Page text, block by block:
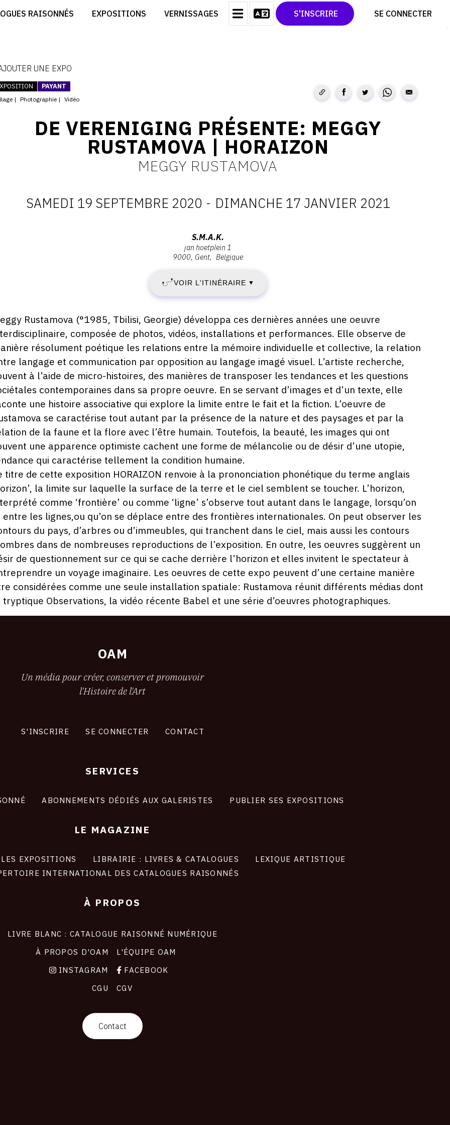
RAISONNÉS EXPOSITIONS VERNISSAGES S'INSCRIRE SE CONNECTER
CRÉER SON CATALOGUE D'EXPO
CONTACT
CGU
TWITTER
PINTEREST
UNE EXPO
PAYANT
Photographie Vidéo
DE VERENIGING PRÉSENTE: MEGGY
RUSTAMOVA | HORAIZON
MEGGY RUSTAMOVA
:
SAMEDI
19
SEPTEMBRE
2020
-
DIMANCHE
17
JANVIER
2021
SAMEDI 19 SEPTEMBRE 2020 - DIMANCHE 17 JANVIER 2021
9000
Gent
S.M.A.K.
jan hoetplein 1
9000 Gent Belgique
VOIR L'ITINÉRAIRE ▼
Rustamova (°1985, Tbilisi, Georgie) développa ces dernières années une oeuvre
composée de photos, vidéos, installations et performances. Elle observe de
résolument poétique les relations entre la mémoire individuelle et collective, la relation
langage et communication par opposition au langage imagé visuel. L’artiste recherche,
à l’aide de micro-histoires, des manières de transposer les tendances et les questions
contemporaines dans sa propre oeuvre. En se servant d’images et d’un texte, elle
une histoire associative qui explore la limite entre le fait et la fiction. L’oeuvre de
se caractérise tout autant par la présence de la nature et des paysages et par la
de la faune et la flore avec l’être humain. Toutefois, la beauté, les images qui ont
une apparence optimiste cachent une forme de mélancolie ou de désir d’une utopie,
qui caractérise tellement la condition humaine.
titre de cette exposition HORAIZON renvoie à la prononciation phonétique du terme anglais
la limite sur laquelle la surface de la terre et le ciel semblent se toucher. L’horizon,
comme ‘frontière’ ou comme ‘ligne’ s’observe tout autant dans le langage, lorsqu’on
entre les lignes,ou qu’on se déplace entre des frontières internationales. On peut observer les
du pays, d’arbres ou d’immeubles, qui tranchent dans le ciel, mais aussi les contours
dans de nombreuses reproductions de l’exposition. En outre, les oeuvres suggèrent un
de questionnement sur ce qui se cache derrière l’horizon et elles invitent le spectateur à
un voyage imaginaire. Les oeuvres de cette expo peuvent d’une certaine manière
considérées comme une seule installation spatiale: Rustamova réunit différents médias dont
tryptique Observations, la vidéo récente Babel et une série d’oeuvres photographiques.
OAM
Un média pour créer, conserver et promouvoir
l'Histoire de l'Art
S'INSCRIRE SE CONNECTER CONTACT
SERVICES
ABONNEMENTS DÉDIÉS AUX GALERISTES PUBLIER SES EXPOSITIONS
LE MAGAZINE
LES EXPOSITIONS LIBRAIRIE : LIVRES & CATALOGUES
LEXIQUE ARTISTIQUE
INTERNATIONAL DES CATALOGUES RAISONNÉS
À PROPOS
LIVRE BLANC : CATALOGUE RAISONNÉ NUMÉRIQUE
À PROPOS D'OAM
L'ÉQUIPE OAM
INSTAGRAM
FACEBOOK
CGU
CGV
Contact